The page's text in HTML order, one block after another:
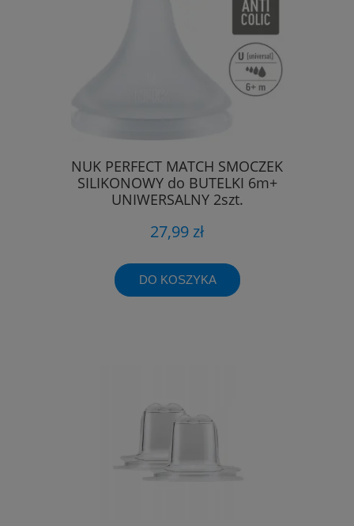
NUK PERFECT MATCH SMOCZEK
SILIKONOWY do BUTELKI 6m+
UNIWERSALNY 2szt.
27,99 zł
DO KOSZYKA